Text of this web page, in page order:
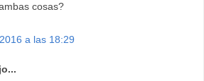
cosas?
a las 18:29